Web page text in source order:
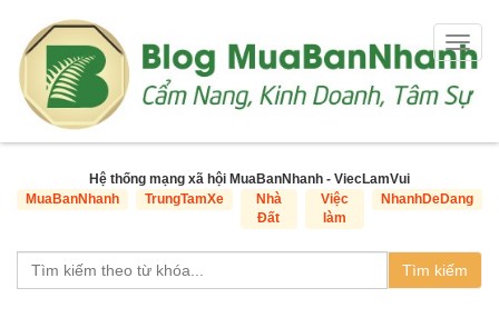
Hệ thống mạng xã hội MuaBanNhanh - ViecLamVui
MuaBanNhanh
TrungTamXe
Nhà
Đất
Việc
làm
NhanhDeDang
Tìm kiếm